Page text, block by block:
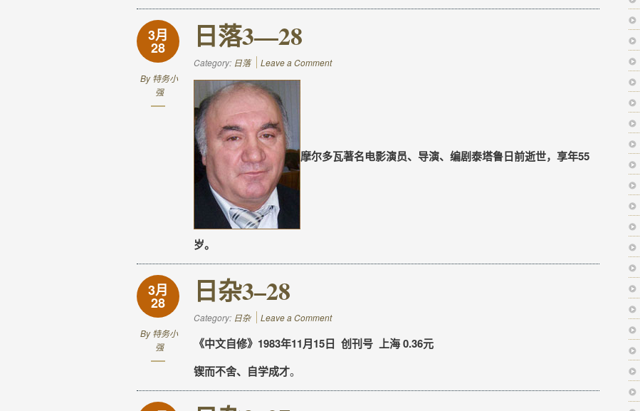
3月
28
By特务小
强
日落3—28
Category: 日落 Leave a Comment
摩尔多瓦著名电影演员、导演、编剧泰塔鲁日前逝世，享年55
岁。
3月
28
By特务小
强
日杂3–28
Category: 日杂 Leave a Comment
《中文自修》1983年11月15日 创刊号 上海 0.36元
锲而不舍、自学成才。